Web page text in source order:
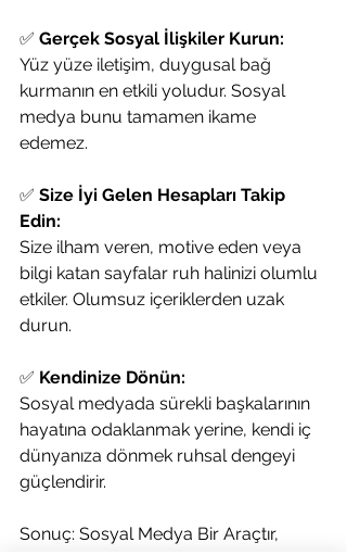
✅ Gerçek Sosyal İlişkiler Kurun:
Yüz yüze iletişim, duygusal bağ
kurmanın en etkili yoludur. Sosyal
medya bunu tamamen ikame
edemez.
✅ Size İyi Gelen Hesapları Takip
Edin:
Size ilham veren, motive eden veya
bilgi katan sayfalar ruh halinizi olumlu
etkiler. Olumsuz içeriklerden uzak
durun.
✅ Kendinize Dönün:
Sosyal medyada sürekli başkalarının
hayatına odaklanmak yerine, kendi iç
dünyanıza dönmek ruhsal dengeyi
güçlendirir.
Sonuç: Sosyal Medya Bir Araçtır,